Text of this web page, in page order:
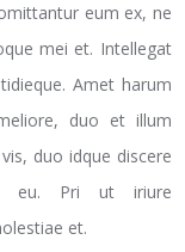
eum ex, ne
mei et. Intellegat
Amet harum
duo et illum
duo idque discere
eu. Pri ut iriure
et.